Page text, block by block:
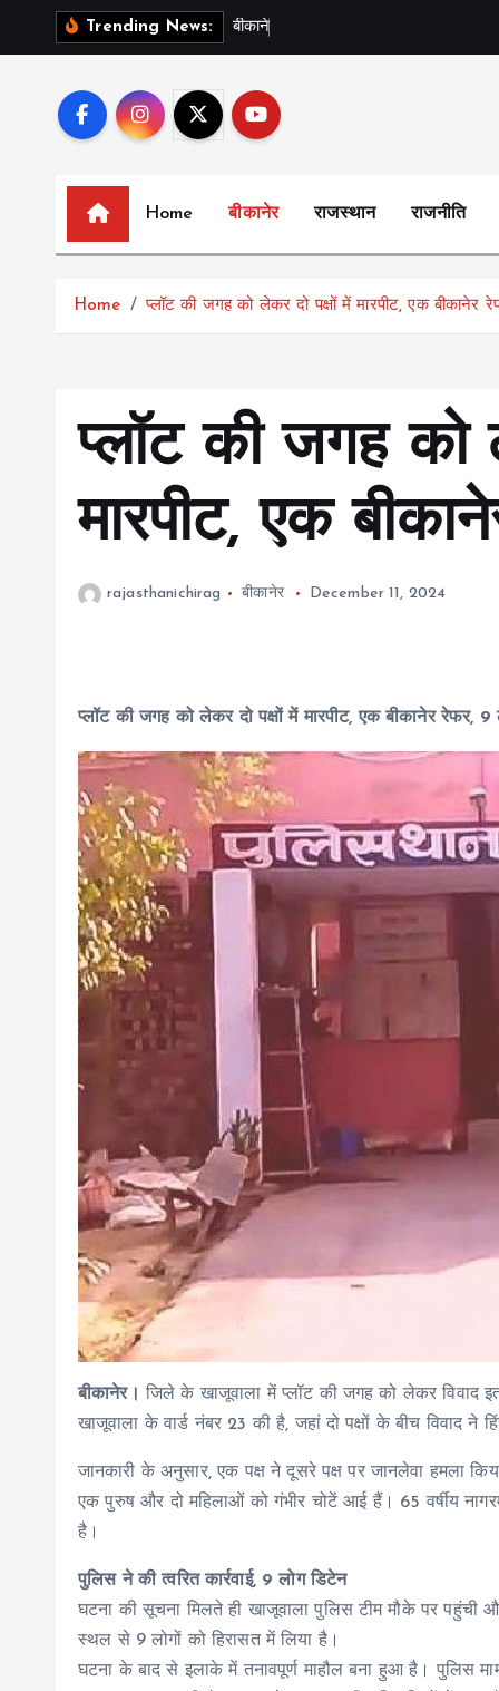
Trending News: बकन
Home बीकानेर राजस्थान राजनीति
Home प्लॉट की जगह को लेकर दो पक्षों में मारपीट, एक बीकानेर
प्लॉट की जगह को
मारपीट, एक
rajasthanichirag बीकानेर December 11, 2024
प्लॉट की जगह को लेकर दो पक्षों में मारपीट, एक बीकानेर रेफर, 9
बीकानेर।
जिले के खाजूवाला में प्लॉट की जगह को लेकर विवाद
खाजूवाला के वार्ड नंबर 23 की है, जहां दो पक्षों के बीच विवाद ने
जानकारी के अनुसार, एक पक्ष ने दूसरे पक्ष पर जानलेवा हमला
एक पुरुष और दो महिलाओं को गंभीर चोटें आई हैं। 65 वर्षीय
है।
पुलिस ने की त्वरित कार्रवाई, 9 लोग डिटेन
घटना की सूचना मिलते ही खाजूवाला पुलिस टीम मौके पर पहुंची
स्थल से 9 लोगों को हिरासत में लिया है।
घटना के बाद से इलाके में तनावपूर्ण माहौल बना हुआ है। पुलिस